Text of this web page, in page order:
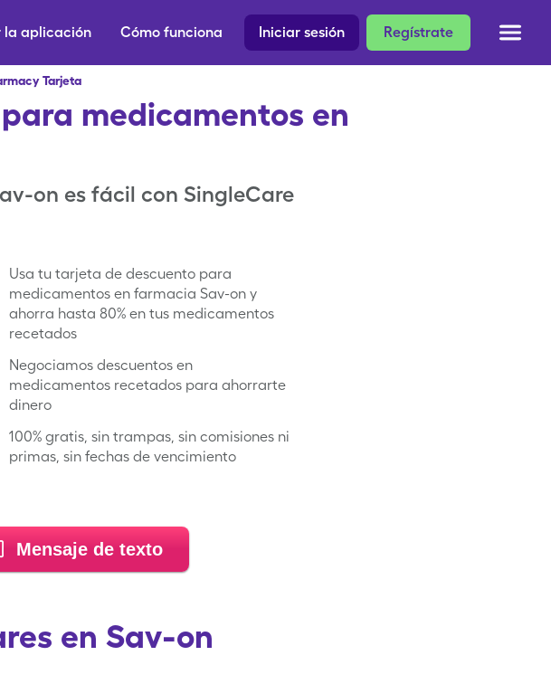
Regístrate
Iniciar sesión
Cómo funciona
la aplicación
Tarjeta
medicamentos en
on es fácil con SingleCare
Usa tu tarjeta de descuento para
medicamentos en farmacia Sav-on y
ahorra hasta 80% en tus medicamentos
recetados
Negociamos descuentos en
medicamentos recetados para ahorrarte
dinero
100% gratis, sin trampas, sin comisiones ni
primas, sin fechas de vencimiento
Mensaje de texto
en Sav-on